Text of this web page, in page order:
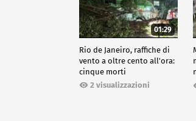
01:29
Rio de Janeiro, raffiche di
vento a oltre cento all'ora:
cinque morti
2 visualizzazioni